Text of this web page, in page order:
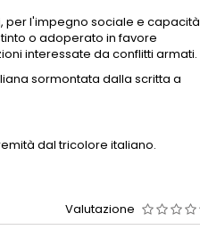
per l'impegno sociale e capacità
o adoperato in favore
interessate da conflitti armati.
sormontata dalla scritta a
dal tricolore italiano.
Valutazione